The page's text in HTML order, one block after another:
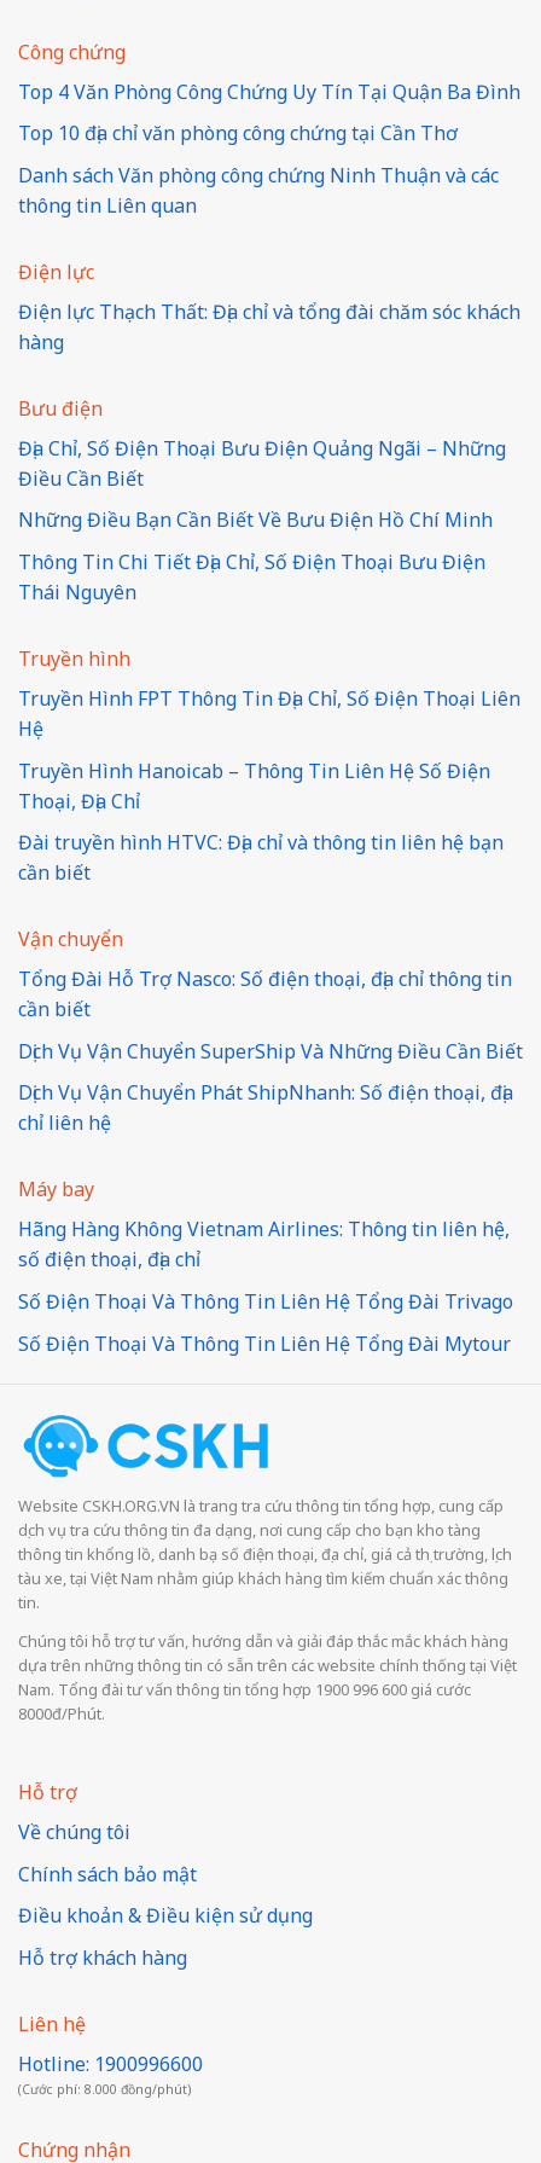
Công chứng
Top 4 Văn Phòng Công Chứng Uy Tín Tại Quận Ba Đình
Top 10 địa chỉ văn phòng công chứng tại Cần Thơ
Danh sách Văn phòng công chứng Ninh Thuận và các
thông tin Liên quan
Điện lực
Điện lực Thạch Thất: Địa chỉ và tổng đài chăm sóc khách
hàng
Bưu điện
Địa Chỉ, Số Điện Thoại Bưu Điện Quảng Ngãi – Những
Điều Cần Biết
Những Điều Bạn Cần Biết Về Bưu Điện Hồ Chí Minh
Thông Tin Chi Tiết Địa Chỉ, Số Điện Thoại Bưu Điện
Thái Nguyên
Truyền hình
Truyền Hình FPT Thông Tin Địa Chỉ, Số Điện Thoại Liên
Hệ
Truyền Hình Hanoicab – Thông Tin Liên Hệ Số Điện
Thoại, Địa Chỉ
Đài truyền hình HTVC: Địa chỉ và thông tin liên hệ bạn
cần biết
Vận chuyển
Tổng Đài Hỗ Trợ Nasco: Số điện thoại, địa chỉ thông tin
cần biết
Dịch Vụ Vận Chuyển SuperShip Và Những Điều Cần Biết
Dịch Vụ Vận Chuyển Phát ShipNhanh: Số điện thoại, địa
chỉ liên hệ
Máy bay
Hãng Hàng Không Vietnam Airlines: Thông tin liên hệ,
số điện thoại, địa chỉ
Số Điện Thoại Và Thông Tin Liên Hệ Tổng Đài Trivago
Số Điện Thoại Và Thông Tin Liên Hệ Tổng Đài Mytour
Website CSKH.ORG.VN là trang tra cứu thông tin tổng hợp, cung cấp
dịch vụ tra cứu thông tin đa dạng, nơi cung cấp cho bạn kho tàng
thông tin khổng lồ, danh bạ số điện thoại, địa chỉ, giá cả thị trường, lịch
tàu xe, tại Việt Nam nhằm giúp khách hàng tìm kiếm chuẩn xác thông
tin.
Chúng tôi hỗ trợ tư vấn, hướng dẫn và giải đáp thắc mắc khách hàng
dựa trên những thông tin có sẵn trên các website chính thống tại Việt
Nam. Tổng đài tư vấn thông tin tổng hợp 1900 996 600 giá cước
8000đ/Phút.
Hỗ trợ
Về chúng tôi
Chính sách bảo mật
Điều khoản & Điều kiện sử dụng
Hỗ trợ khách hàng
Liên hệ
Hotline: 1900996600
(Cước phí: 8.000 đồng/phút)
Chứng nhận